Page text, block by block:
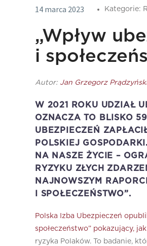
14 marca 2023 Kategorie:
„Wpływ
i
Autor: Jan Grzegorz
W 2021 ROKU UDZIAŁ
OZNACZA TO BLISKO
UBEZPIECZEŃ
POLSKIEJ
NA NASZE ŻYCIE –
RYZYKU ZŁYCH
NAJNOWSZYM
I SPOŁECZEŃSTWO”.
Polska Izba Ubezpieczeń
społeczeństwo” pokazujący,
ryzyka Polaków. To badanie,